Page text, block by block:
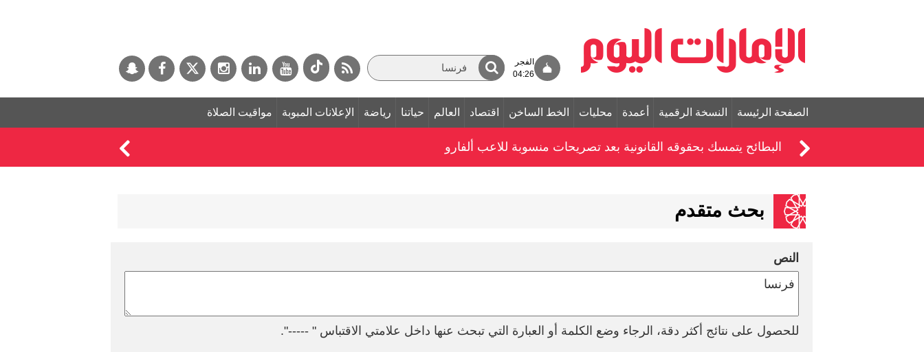
الفجر
04:26
الصفحة الرئيسة النسخة الرقمية أعمدة محليات الخط الساخن اقتصاد العالم حياتنا رياضة الإعلانات المبوبة مواقيت الصلاة
البطائح يتمسك بحقوقه القانونية بعد تصريحات منسوبة للاعب ألفارو
بحث متقدم
النص
للحصول على نتائج أكثر دقة، الرجاء وضع الكلمة أو العبارة التي تبحث عنها داخل علامتي الاقتباس " -----".